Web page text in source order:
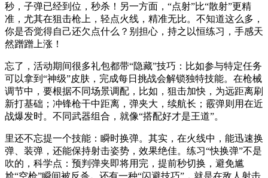
秒，子弹已经到位，秒杀！另一方面，“点射”比“散射”更精
准，尤其在狙击枪上，轻点火线，精准无比。不知道这么多，
你是否觉得自己还欠点什么？别担心，持之以恒练习，手感天
然蹭蹭上涨！
忘了，活动期间很多礼包都带“隐藏”技巧：比如参与特定任务
可以拿到“神级”皮肤，完成每日挑战会解锁独特技能。在枪械
调节中，要根据不同场景调配，比如，狙击加快，为远距离刷
新打基础；冲锋枪干中距离，弹夹大，续航长；霰弹则用在近
战爆发时。不同武器组合，就像“搭配好才是王道”。
里还不忘提一个技能：瞬时换弹。其实，在火线中，能迅速换
弹、装弹，还能保持射击姿势，效果绝佳。练习“快换弹”不是
吹的，科学点：预判弹夹即将用完，提前秒切换，避免尴
尬“空枪”瞬间被反杀。还有一种“闪避技巧”，就是在敌人射击